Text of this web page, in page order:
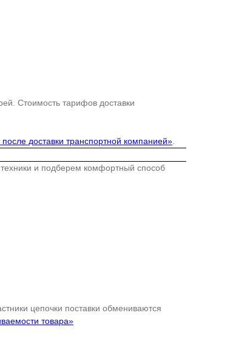
Стоимость тарифов доставки
доставки транспортной компанией»
и подберем комфортный способ
цепочки поставки обмениваются
товара»